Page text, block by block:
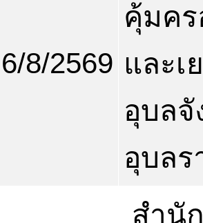
6/8/2569
คุ้มคร
และเ
อุบลจั
อุบล
สำนั